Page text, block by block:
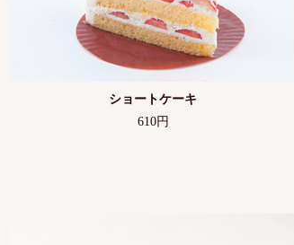
ショートケーキ
610円